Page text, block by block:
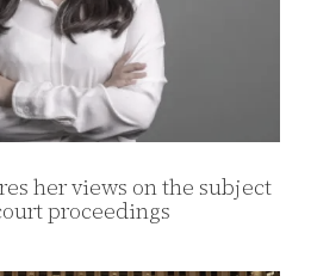
her views on the subject
proceedings